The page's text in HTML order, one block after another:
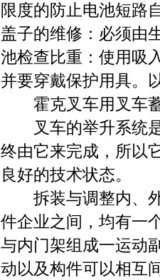
限度的防止电池短路
盖子的维修：必须由
池检查比重：使用吸
并要穿戴保护用具。
霍克叉车用叉车蓄
叉车的举升系统是
终由它来完成，所以
良好的技术状态。
拆装与调整内、外
件企业之间，均有一
与内门架组成一运动
动以及构件可以相互